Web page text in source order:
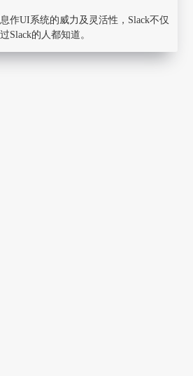
作UI系统的威力及灵活性，Slack不仅
Slack的人都知道。